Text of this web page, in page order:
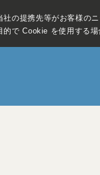
社の提携先等がお客様の
的で Cookie を使用する場